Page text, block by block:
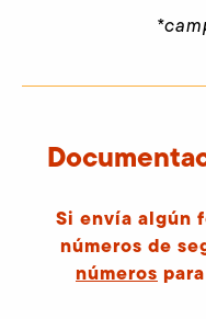
Si envía algún
números de
números